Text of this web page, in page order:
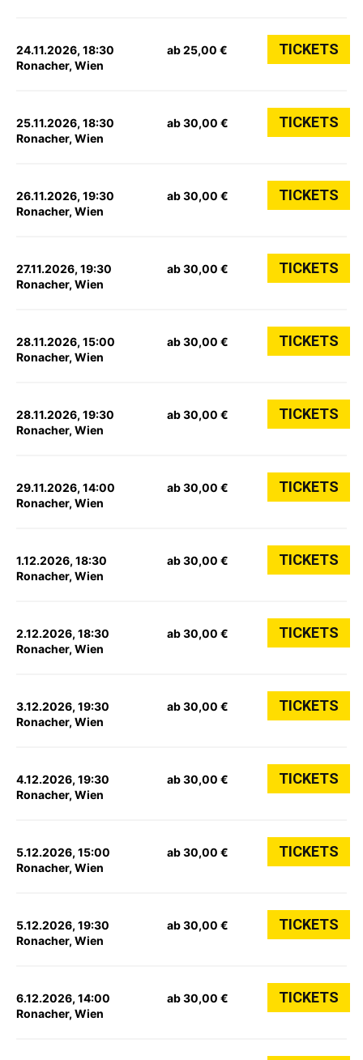
24.11.2026, 18:30
Ronacher, Wien
ab 25,00 € TICKETS
25.11.2026, 18:30
Ronacher, Wien
ab 30,00 € TICKETS
26.11.2026, 19:30
Ronacher, Wien
ab 30,00 € TICKETS
27.11.2026, 19:30
Ronacher, Wien
ab 30,00 € TICKETS
28.11.2026, 15:00
Ronacher, Wien
ab 30,00 € TICKETS
28.11.2026, 19:30
Ronacher, Wien
ab 30,00 € TICKETS
29.11.2026, 14:00
Ronacher, Wien
ab 30,00 € TICKETS
1.12.2026, 18:30
Ronacher, Wien
ab 30,00 € TICKETS
2.12.2026, 18:30
Ronacher, Wien
ab 30,00 € TICKETS
3.12.2026, 19:30
Ronacher, Wien
ab 30,00 € TICKETS
4.12.2026, 19:30
Ronacher, Wien
ab 30,00 € TICKETS
5.12.2026, 15:00
Ronacher, Wien
ab 30,00 € TICKETS
5.12.2026, 19:30
Ronacher, Wien
ab 30,00 € TICKETS
6.12.2026, 14:00
Ronacher, Wien
ab 30,00 € TICKETS